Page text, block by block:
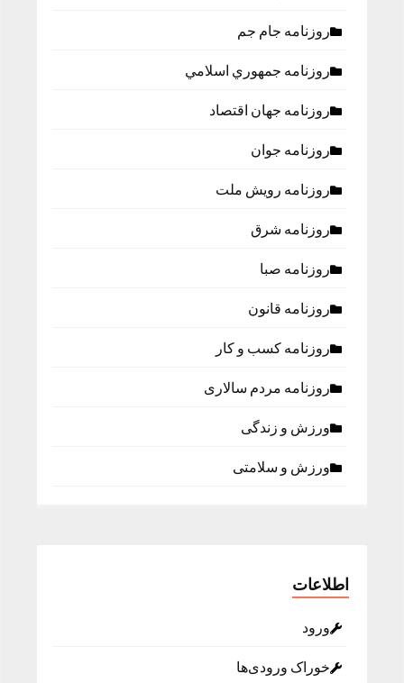
روزنامه جام جم
روزنامه جمهوري اسلامي
روزنامه جهان اقتصاد
روزنامه جوان
روزنامه رویش ملت
روزنامه شرق
روزنامه صبا
روزنامه قانون
روزنامه كسب و كار
روزنامه مردم سالاری
ورزش و زندگی
ورزش و سلامتی
اطلاعات
ورود
خوراک ورودی‌ها